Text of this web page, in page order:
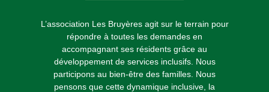
L’association Les Bruyères agit sur le terrain pour
répondre à toutes les demandes en
accompagnant ses résidents grâce au
développement de services inclusifs. Nous
participons au bien-être des familles. Nous
pensons que cette dynamique inclusive, la